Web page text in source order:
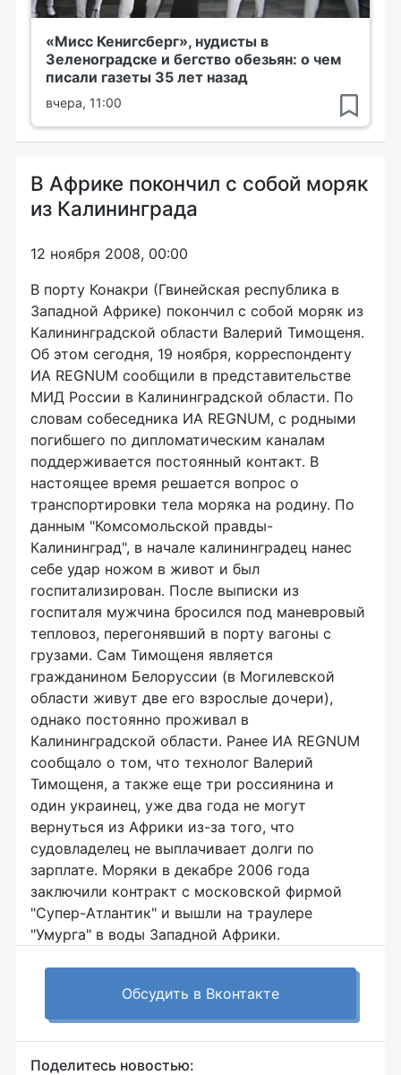
«Мисс Кенигсберг», нудисты в
Зеленоградске и бегство обезьян: о чем
писали газеты 35 лет назад
вчера, 11:00
В Африке покончил с собой моряк
из Калининграда
12 ноября 2008, 00:00
В порту Конакри (Гвинейская республика в
Западной Африке) покончил с собой моряк из
Калининградской области Валерий Тимощеня.
Об этом сегодня, 19 ноября, корреспонденту
ИА REGNUM сообщили в представительстве
МИД России в Калининградской области. По
словам собеседника ИА REGNUM, с родными
погибшего по дипломатическим каналам
поддерживается постоянный контакт. В
настоящее время решается вопрос о
транспортировки тела моряка на родину. По
данным "Комсомольской правды-
Калининград", в начале калининградец нанес
себе удар ножом в живот и был
госпитализирован. После выписки из
госпиталя мужчина бросился под маневровый
тепловоз, перегонявший в порту вагоны с
грузами. Сам Тимощеня является
гражданином Белоруссии (в Могилевской
области живут две его взрослые дочери),
однако постоянно проживал в
Калининградской области. Ранее ИА REGNUM
сообщало о том, что технолог Валерий
Тимощеня, а также еще три россиянина и
один украинец, уже два года не могут
вернуться из Африки из-за того, что
судовладелец не выплачивает долги по
зарплате. Моряки в декабре 2006 года
заключили контракт с московской фирмой
"Супер-Атлантик" и вышли на траулере
"Умурга" в воды Западной Африки.
Обсудить в Вконтакте
Поделитесь новостью: